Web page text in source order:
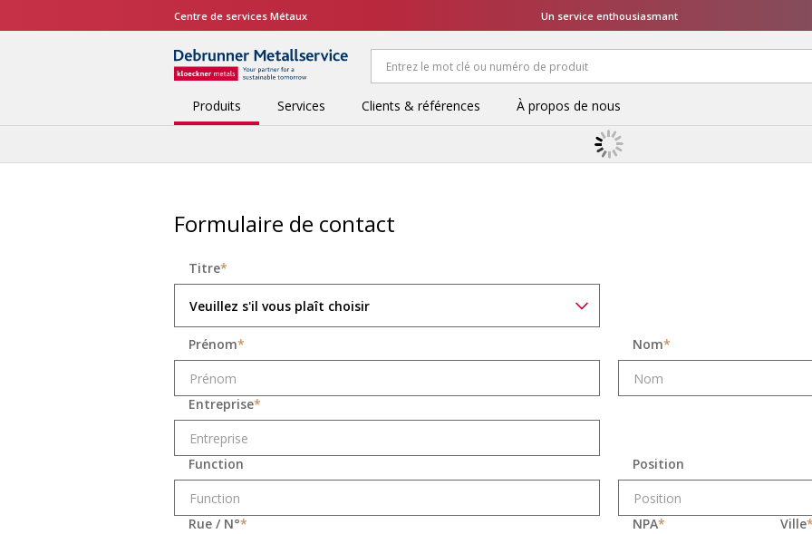
Centre de services Métaux Un service enthousiasmant
Produits Services Clients & références À propos de nous
Formulaire de contact
Titre*
Veuillez s'il vous plaît choisir
Prénom* Nom*
Entreprise*
Function Position
Rue / N°* NPA* Ville